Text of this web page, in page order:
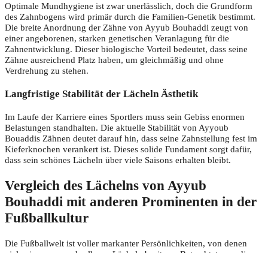
Optimale Mundhygiene ist zwar unerlässlich, doch die Grundform
des Zahnbogens wird primär durch die Familien-Genetik bestimmt.
Die breite Anordnung der Zähne von Ayyub Bouhaddi zeugt von
einer angeborenen, starken genetischen Veranlagung für die
Zahnentwicklung. Dieser biologische Vorteil bedeutet, dass seine
Zähne ausreichend Platz haben, um gleichmäßig und ohne
Verdrehung zu stehen.
Langfristige Stabilität der Lächeln Ästhetik
Im Laufe der Karriere eines Sportlers muss sein Gebiss enormen
Belastungen standhalten. Die aktuelle Stabilität von Ayyoub
Bouaddis Zähnen deutet darauf hin, dass seine Zahnstellung fest im
Kieferknochen verankert ist. Dieses solide Fundament sorgt dafür,
dass sein schönes Lächeln über viele Saisons erhalten bleibt.
Vergleich des Lächelns von Ayyub
Bouhaddi mit anderen Prominenten in der
Fußballkultur
Die Fußballwelt ist voller markanter Persönlichkeiten, von denen